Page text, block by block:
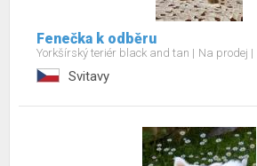
Fenečka k odběru
Yorkšírský teriér black and tan Na prodej
Svitavy